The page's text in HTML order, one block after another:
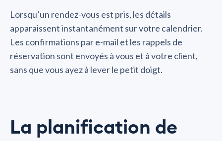
Lorsqu’un rendez-vous est pris, les détails
apparaissent instantanément sur votre calendrier.
Les confirmations par e-mail et les rappels de
réservation sont envoyés à vous et à votre client,
sans que vous ayez à lever le petit doigt.
La planification de